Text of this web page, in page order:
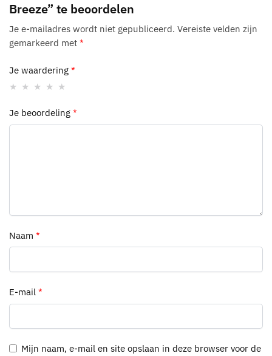
Breeze” te beoordelen
Je e-mailadres wordt niet gepubliceerd. Vereiste velden zijn
gemarkeerd met *
Je waardering *
Je beoordeling *
Naam *
E-mail *
Mijn naam, e-mail en site opslaan in deze browser voor de